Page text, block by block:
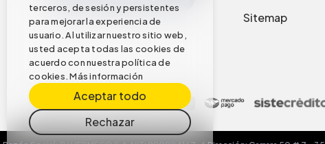
terceros, de sesión y persistentes
para mejorar la experiencia de
usuario. Al utilizar nuestro sitio web,
usted acepta todas las cookies de
acuerdo con nuestra política de
cookies.Más información
Aceptar todo
Rechazar
Sitemap